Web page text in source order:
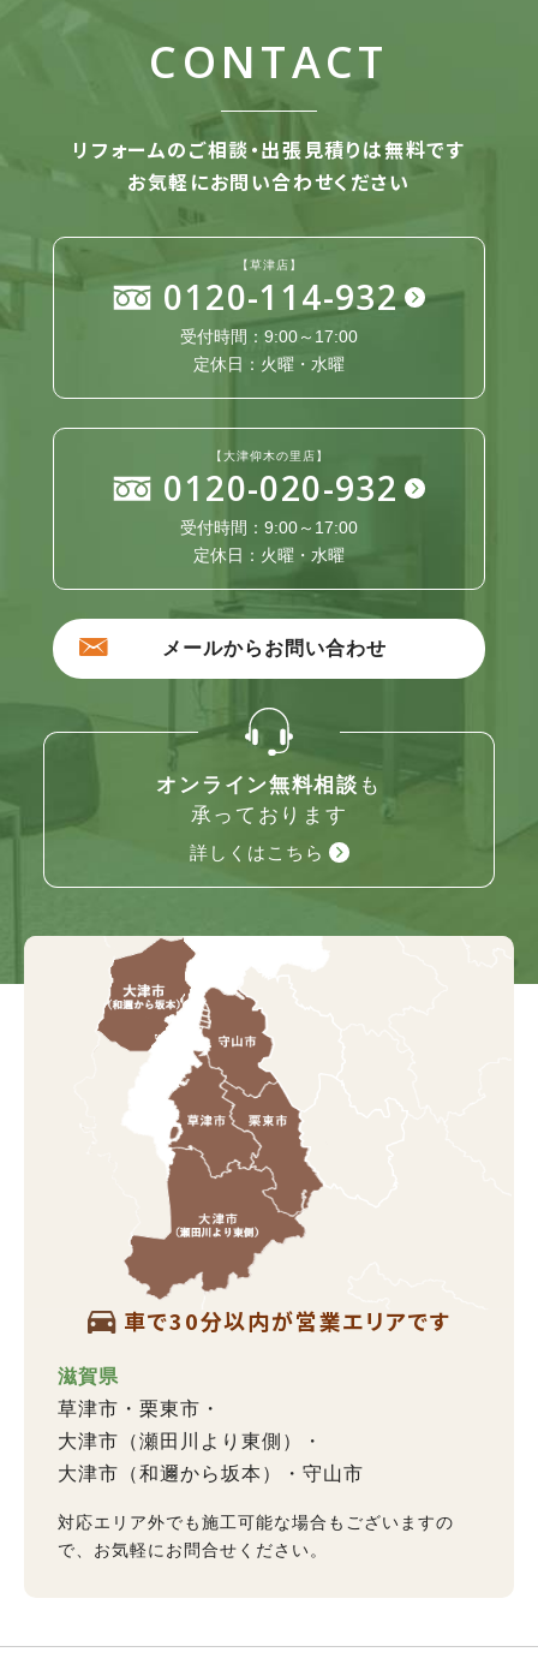
CONTACT
リフォームのご相談・出張見積りは無料です
お気軽にお問い合わせください
【草津店】
0120-114-932
受付時間：9:00～17:00
定休日：火曜・水曜
【大津仰木の里店】
0120-020-932
受付時間：9:00～17:00
定休日：火曜・水曜
メールからお問い合わせ
オンライン無料相談 も
承っております
詳しくはこちら
車で30分以内が営業エリアです
滋賀県
草津市
栗東市
大津市（瀬田川より東側）
大津市（和邇から坂本）
守山市
対応エリア外でも施工可能な場合もございますの
で、お気軽にお問合せください。